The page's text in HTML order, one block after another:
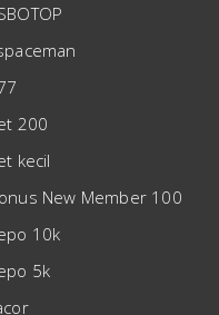
200
kecil
New Member 100
10k
5k